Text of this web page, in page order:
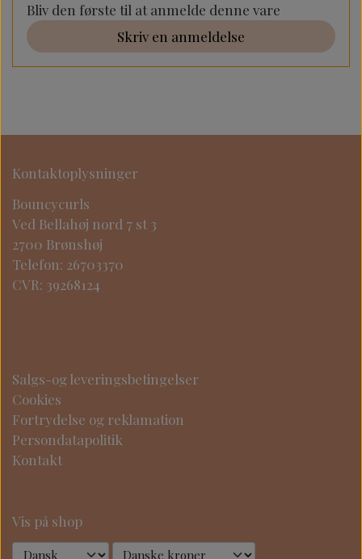
Bliv den første til at anmelde denne vare
Skriv en anmeldelse
Kontaktoplysninger
Bouncycurls
Ved Bellahøj nord 7 st 3
2700 Brønshøj
Telefon: 26703370
CVR: 39268124
Salgs-og leveringsbetingelser
Cookies
Fortrydelse og reklamation
Persondatapolitik
Kontakt
Vis på shop